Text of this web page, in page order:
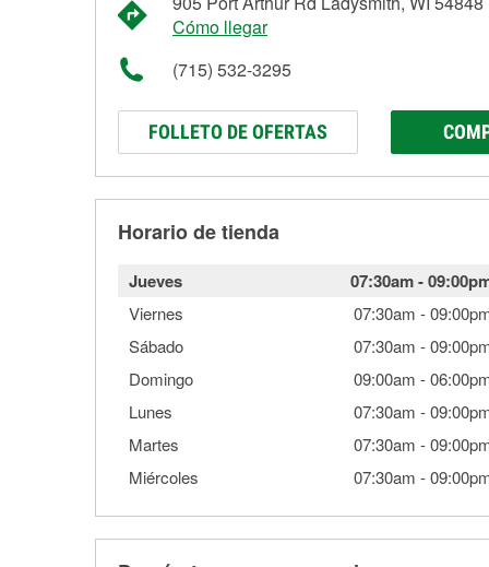
Cómo llegar
(715) 532-3295
FOLLETO DE OFERTAS
Horario de tienda
Jueves 07:30am-
Viernes 07:30am -
Sábado
07:30am -
Domingo
09:00am -
Lunes
07:30am -
Martes
07:30am -
Miércoles
07:30am -